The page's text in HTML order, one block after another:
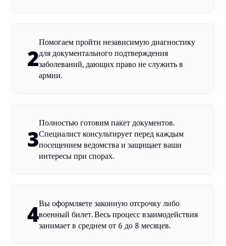
2
Помогаем пройти независимую диагностику
для документального подтверждения
заболеваний, дающих право не служить в
армии.
3
Полностью готовим пакет документов.
Специалист консультирует перед каждым
посещением ведомства и защищает ваши
интересы при спорах.
4Вы оформляете законную отсрочку либо
военный билет. Весь процесс взаимодействия
занимает в среднем от 6 до 8 месяцев.